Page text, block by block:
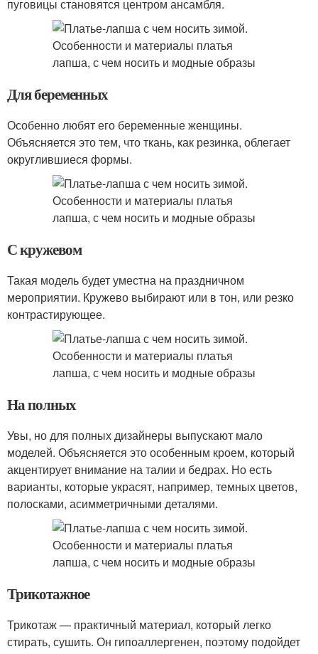
пуговицы становятся центром ансамбля.
Для беременных
Особенно любят его беременные женщины.
Объясняется это тем, что ткань, как резинка, облегает
округлившиеся формы.
С кружевом
Такая модель будет уместна на праздничном
мероприятии. Кружево выбирают или в тон, или резко
контрастирующее.
На полных
Увы, но для полных дизайнеры выпускают мало
моделей. Объясняется это особенным кроем, который
акцентирует внимание на талии и бедрах. Но есть
варианты, которые украсят, например, темных цветов,
полосками, асимметричными деталями.
Трикотажное
Трикотаж — практичный материал, который легко
стирать, сушить. Он гипоаллергенен, поэтому подойдет